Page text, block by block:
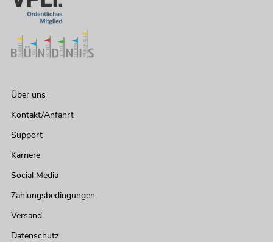
Über uns
Kontakt/Anfahrt
Support
Karriere
Social Media
Zahlungsbedingungen
Versand
Datenschutz